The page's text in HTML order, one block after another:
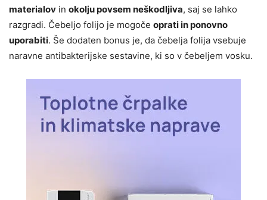
materialov in okolju povsem neškodljiva, saj se lahko
razgradi. Čebeljo folijo je mogoče oprati in ponovno
uporabiti. Še dodaten bonus je, da čebelja folija vsebuje
naravne antibakterijske sestavine, ki so v čebeljem vosku.